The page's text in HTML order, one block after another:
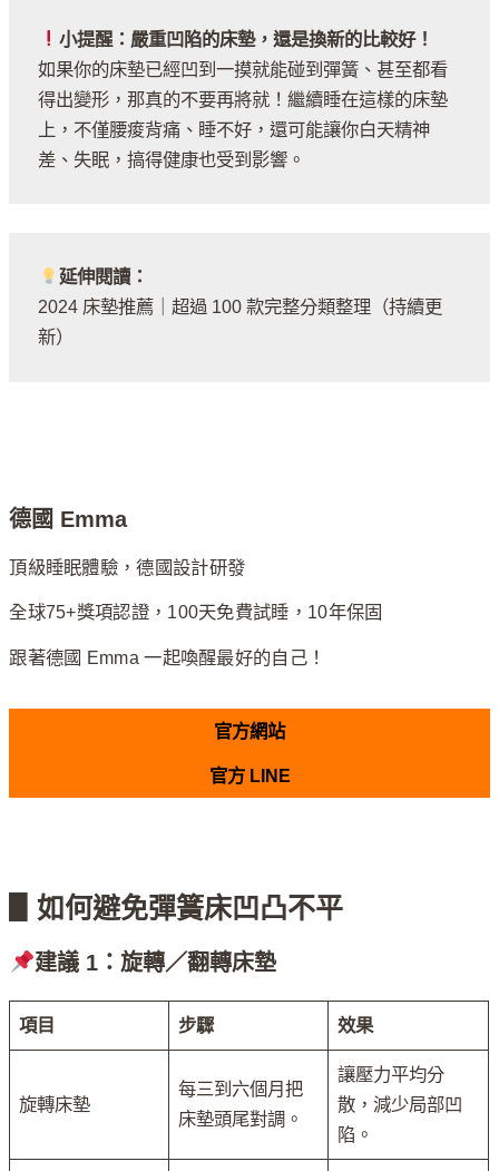
小提醒：嚴重凹陷的床墊，還是換新的比較好！
如果你的床墊已經凹到一摸就能碰到彈簧、甚至都看
得出變形，那真的不要再將就！繼續睡在這樣的床墊
上，不僅腰痠背痛、睡不好，還可能讓你白天精神
差、失眠，搞得健康也受到影響。
延伸閱讀：
2024 床墊推薦｜超過 100 款完整分類整理（持續更
新）
德國 Emma
頂級睡眠體驗，德國設計研發
全球75+獎項認證，100天免費試睡，10年保固
跟著德國 Emma 一起喚醒最好的自己！
官方網站
官方 LINE
▋如何避免彈簧床凹凸不平
建議 1：旋轉／翻轉床墊
項目 步驟 效果
旋轉床墊
每三到六個月把
床墊頭尾對調。
讓壓力平均分
散，減少局部凹
陷。